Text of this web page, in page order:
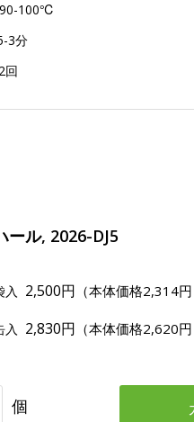
90-100℃
3分
回
ール, 2026-DJ5
入 2,500円 （本体価格2,314円
入 2,830円 （本体価格2,620円
個